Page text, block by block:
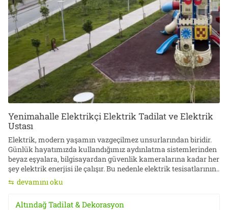
Yenimahalle Elektrikçi Elektrik Tadilat ve Elektrik
Ustası
Elektrik, modern yaşamın vazgeçilmez unsurlarından biridir.
Günlük hayatımızda kullandığımız aydınlatma sistemlerinden
beyaz eşyalara, bilgisayardan güvenlik kameralarına kadar her
şey elektrik enerjisi ile çalışır. Bu nedenle elektrik tesisatlarının..
devamını oku
Altındağ Tadilat & Dekorasyon